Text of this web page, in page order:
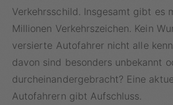
Verkehrsschild. Insgesamt gibt es
Millionen Verkehrszeichen. Kein
versierte Autofahrer nicht alle
davon sind besonders unbekannt
durcheinandergebracht? Eine
Autofahrern gibt Aufschluss.